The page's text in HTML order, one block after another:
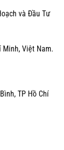
và Đầu Tư
Minh, Việt Nam.
TP Hồ Chí